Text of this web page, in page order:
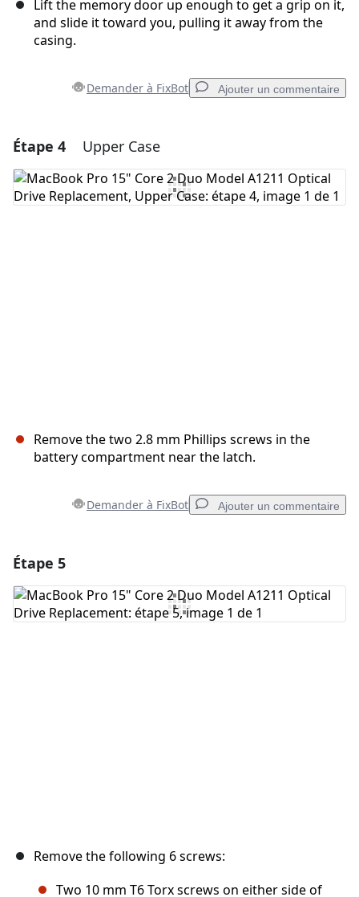
Lift the memory door up enough to get a grip on it,
and slide it toward you, pulling it away from the
casing.
Demander à FixBot Ajouter un commentaire
Ajouter un commentaire
Ajouter un commentaire
Étape 4 Upper Case
Remove the two 2.8 mm Phillips screws in the
battery compartment near the latch.
Demander à FixBot Ajouter un commentaire
Ajouter un commentaire
Étape 5
Remove the following 6 screws:
Two 10 mm T6 Torx screws on either side of